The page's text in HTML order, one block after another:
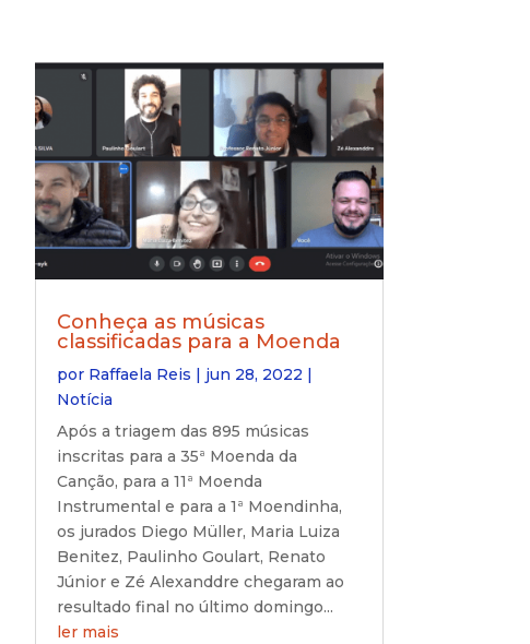
Conheça as músicas
classificadas para a Moenda
por Raffaela Reis jun 28, 2022
Notícia
Após a triagem das 895 músicas
inscritas para a 35ª Moenda da
Canção, para a 11ª Moenda
Instrumental e para a 1ª Moendinha,
os jurados Diego Müller, Maria Luiza
Benitez, Paulinho Goulart, Renato
Júnior e Zé Alexanddre chegaram ao
resultado final no último domingo...
ler mais